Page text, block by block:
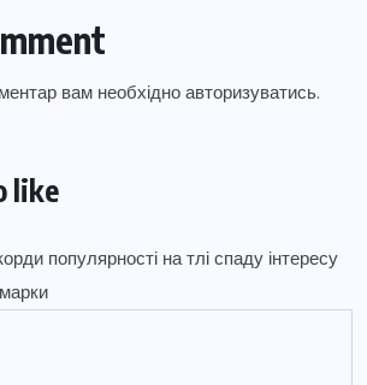
вам необхідно авторизуватись.
like